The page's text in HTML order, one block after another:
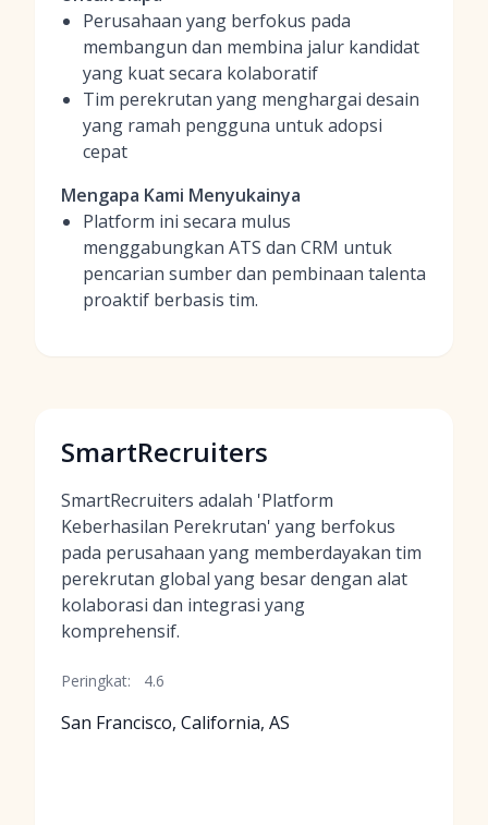
Perusahaan yang berfokus pada
membangun dan membina jalur kandidat
yang kuat secara kolaboratif
Tim perekrutan yang menghargai desain
yang ramah pengguna untuk adopsi
cepat
Mengapa Kami Menyukainya
Platform ini secara mulus
menggabungkan ATS dan CRM untuk
pencarian sumber dan pembinaan talenta
proaktif berbasis tim.
SmartRecruiters
SmartRecruiters adalah 'Platform
Keberhasilan Perekrutan' yang berfokus
pada perusahaan yang memberdayakan tim
perekrutan global yang besar dengan alat
kolaborasi dan integrasi yang
komprehensif.
Peringkat: 4.6
San Francisco, California, AS